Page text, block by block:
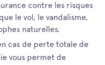
contre les risques
le vol, le vandalisme,
naturelles.
cas de perte totale de
vous permet de